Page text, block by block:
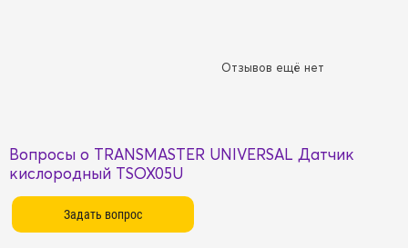
Отзывов ещё нет
Вопросы о TRANSMASTER UNIVERSAL Датчик
кислородный TSOX05U